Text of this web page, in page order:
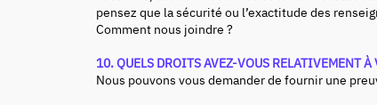
pensez que la sécurité ou l’exactitude des
Comment nous joindre ?
10. QUELS DROITS AVEZ-VOUS RELATIVEMENT
Nous pouvons vous demander de fournir une